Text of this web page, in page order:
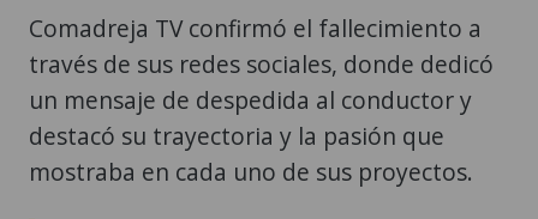
Comadreja TV confirmó el fallecimiento a
través de sus redes sociales, donde dedicó
un mensaje de despedida al conductor y
destacó su trayectoria y la pasión que
mostraba en cada uno de sus proyectos.